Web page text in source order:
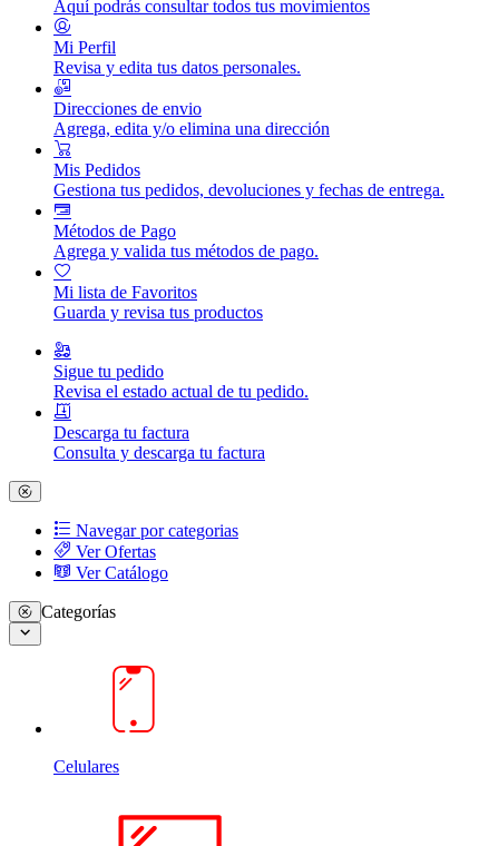
Aquí podrás consultar todos tus movimientos
Mi Perfil
Revisa y edita tus datos personales.
Direcciones de envio
Agrega, edita y/o elimina una dirección
Mis Pedidos
Gestiona tus pedidos, devoluciones y fechas de entrega.
Métodos de Pago
Agrega y valida tus métodos de pago.
Mi lista de Favoritos
Guarda y revisa tus productos
Sigue tu pedido
Revisa el estado actual de tu pedido.
Descarga tu factura
Consulta y descarga tu factura
Navegar por categorias
Ver Ofertas
Ver Catálogo
Categorías
Celulares